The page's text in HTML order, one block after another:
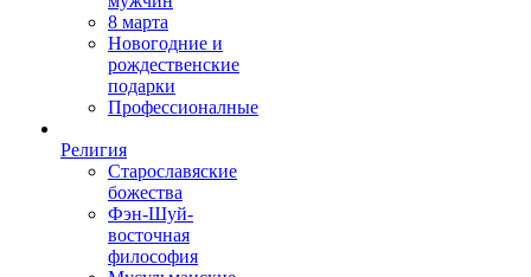
8 марта
Новогодние и
рождественские
подарки
Профессионалные
Религия
Старославяские
божества
Фэн-Шуй-
восточная
философия